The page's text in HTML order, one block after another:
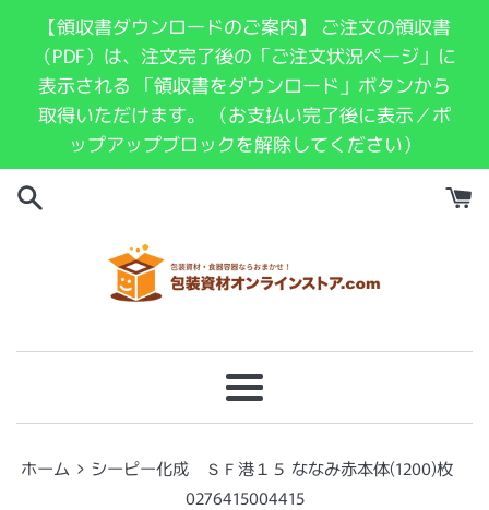
【領収書ダウンロードのご案内】 ご注文の領収書
（PDF）は、注文完了後の「ご注文状況ページ」に
表示される 「領収書をダウンロード」ボタンから
取得いただけます。 （お支払い完了後に表示／ポ
ップアップブロックを解除してください）
メ
ニ
ュ
ー
ホーム › シーピー化成 ＳＦ港１５ ななみ赤本体(1200)枚
0276415004415